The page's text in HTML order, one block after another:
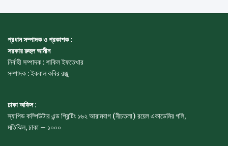
প্রধান সম্পাদক ও প্রকাশক :
সরকার রুহুল আমীন
নির্বাহী সম্পাদক : শাকিল ইফতেখার
সম্পাদক : ইকবাল কবির রঞ্জু
ঢাকা অফিস:
স্যাপিড কম্পিউটার এন্ড প্রিন্টিং ১৬২ আরামবাগ (নীচতলা) রয়েল একাডেমির গলি,
মতিঝিল, ঢাকা – ১০০০